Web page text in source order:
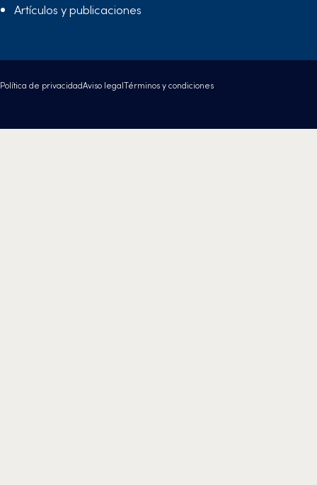
Artículos y publicaciones
Política de privacidadAviso legalTérminos y condiciones